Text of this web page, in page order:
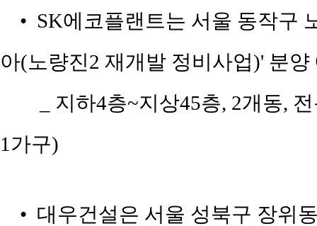
• SK에코플랜트는 서울 동작구
아(노량진2 재개발 정비사업)' 분양
_ 지하4층~지상45층, 2개동,
1가구)
• 대우건설은 서울 성북구 장위